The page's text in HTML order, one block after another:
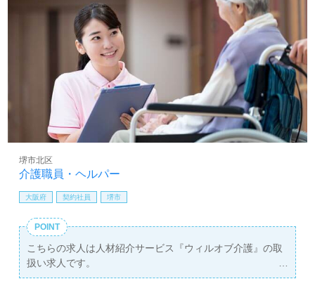
介護職員・ヘルパー
堺市北区
大阪府 契約社員 堺市
POINT
こちらの求人は人材紹介サービス『ウィルオブ介護』の取
扱い求人です。
詳細に関してお気軽にご相談ください♪